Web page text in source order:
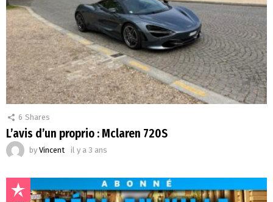
6 Shares
L’avis d’un proprio : Mclaren 720S
by Vincent il y a 3 ans